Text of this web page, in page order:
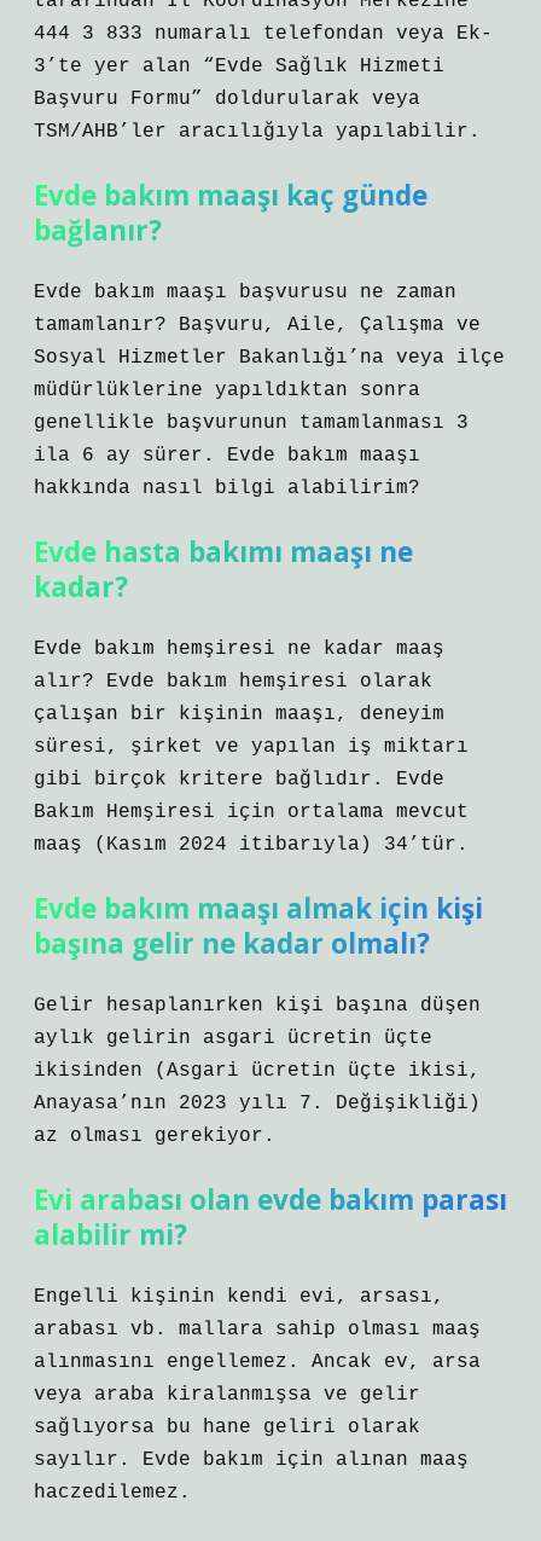
444 3 833 numaralı telefondan veya Ek-
3’te yer alan “Evde Sağlık Hizmeti
Başvuru Formu” doldurularak veya
TSM/AHB’ler aracılığıyla yapılabilir.
Evde bakım maaşı kaç günde
bağlanır?
Evde bakım maaşı başvurusu ne zaman
tamamlanır? Başvuru, Aile, Çalışma ve
Sosyal Hizmetler Bakanlığı’na veya ilçe
müdürlüklerine yapıldıktan sonra
genellikle başvurunun tamamlanması 3
ila 6 ay sürer. Evde bakım maaşı
hakkında nasıl bilgi alabilirim?
Evde hasta bakımı maaşı ne
kadar?
Evde bakım hemşiresi ne kadar maaş
alır? Evde bakım hemşiresi olarak
çalışan bir kişinin maaşı, deneyim
süresi, şirket ve yapılan iş miktarı
gibi birçok kritere bağlıdır. Evde
Bakım Hemşiresi için ortalama mevcut
maaş (Kasım 2024 itibarıyla) 34’tür.
Evde bakım maaşı almak için kişi
başına gelir ne kadar olmalı?
Gelir hesaplanırken kişi başına düşen
aylık gelirin asgari ücretin üçte
ikisinden (Asgari ücretin üçte ikisi,
Anayasa’nın 2023 yılı 7. Değişikliği)
az olması gerekiyor.
Evi arabası olan evde bakım parası
alabilir mi?
Engelli kişinin kendi evi, arsası,
arabası vb. mallara sahip olması maaş
alınmasını engellemez. Ancak ev, arsa
veya araba kiralanmışsa ve gelir
sağlıyorsa bu hane geliri olarak
sayılır. Evde bakım için alınan maaş
haczedilemez.